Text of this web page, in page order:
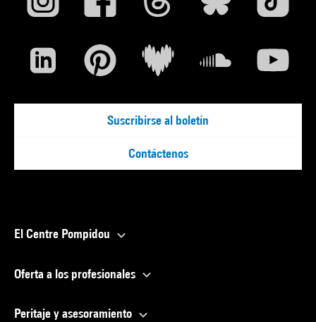
Suscribirse al boletín
Contáctenos
El Centre Pompidou
Oferta a los profesionales
Peritaje y asesoramiento